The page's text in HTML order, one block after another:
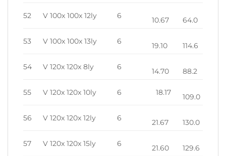
52 V 100x 100x 12ly 6 10.67 64.0
53 V 100x 100x 13ly 6 19.10 114.6
54 V 120x 120x 8ly 6 14.70 88.2
55 V 120x 120x 10ly 6 18.17 109.0
56 V 120x 120x 12ly 6 21.67 130.0
57 V 120x 120x 15ly 6 21.60 129.6